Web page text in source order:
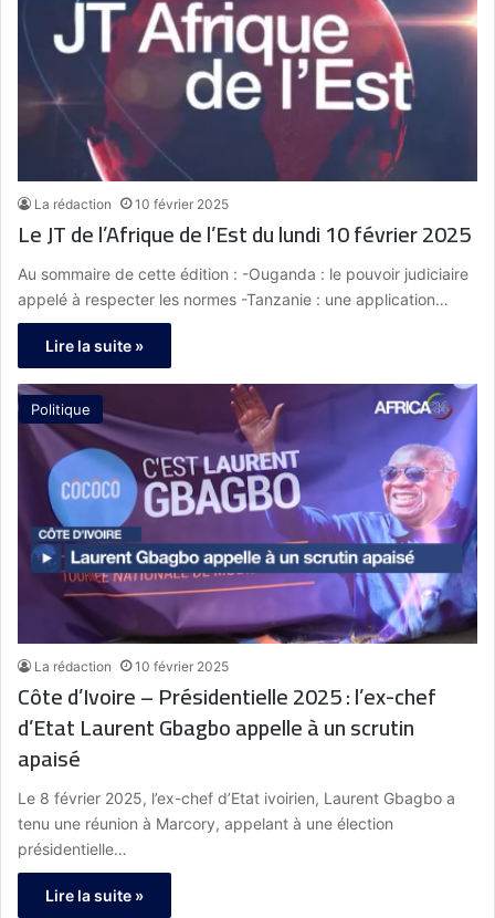
La rédaction 10 février 2025
Le JT de l’Afrique de l’Est du lundi 10 février 2025
Au sommaire de cette édition : -Ouganda : le pouvoir judiciaire
appelé à respecter les normes -Tanzanie : une application…
Lire la suite »
Politique
La rédaction 10 février 2025
Côte d’Ivoire – Présidentielle 2025 : l’ex-chef
d’Etat Laurent Gbagbo appelle à un scrutin
apaisé
Le 8 février 2025, l’ex-chef d’Etat ivoirien, Laurent Gbagbo a
tenu une réunion à Marcory, appelant à une élection
présidentielle…
Lire la suite »